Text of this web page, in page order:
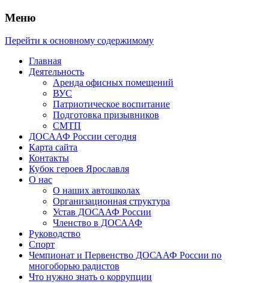
Меню
Перейти к основному содержимому
Главная
Деятельность
Аренда офисных помещений
ВУС
Патриотическое воспитание
Подготовка призывников
СМТП
ДОСААФ России сегодня
Карта сайта
Контакты
Кубок героев Ярославля
О нас
О наших автошколах
Организационная структура
Устав ДОСААФ России
Членство в ДОСААФ
Руководство
Спорт
Чемпионат и Первенство ДОСААФ России по
многоборью радистов
Что нужно знать о коррупции